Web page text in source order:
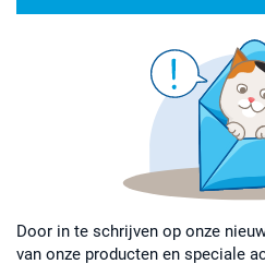
Door in te schrijven op onze
van onze producten en speciale